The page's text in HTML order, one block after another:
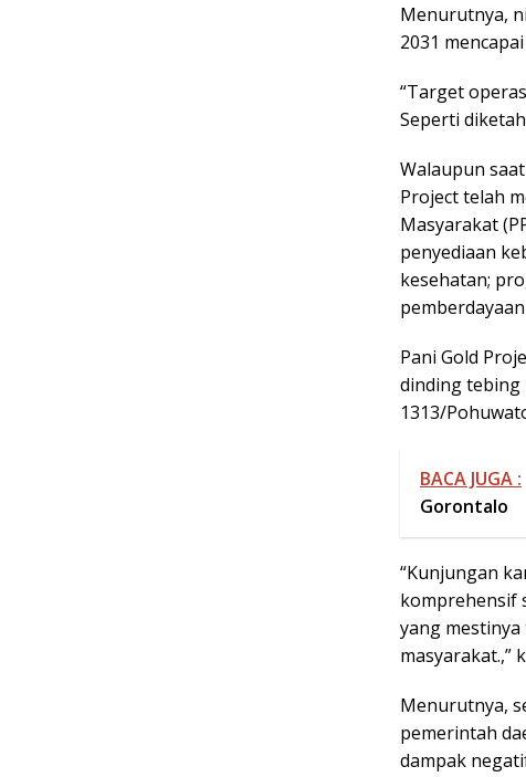
Menurutnya,
2031
“Target
Seperti
Walaupun
Project telah
Masyarakat
penyediaan
kesehatan;
Pani Gold
dinding tebing
1313/
BACA JUGA :
Gorontalo
“Kunjungan
komprehensif
yang
masyarakat.,”
Menurutnya,
pemerintah
dampak